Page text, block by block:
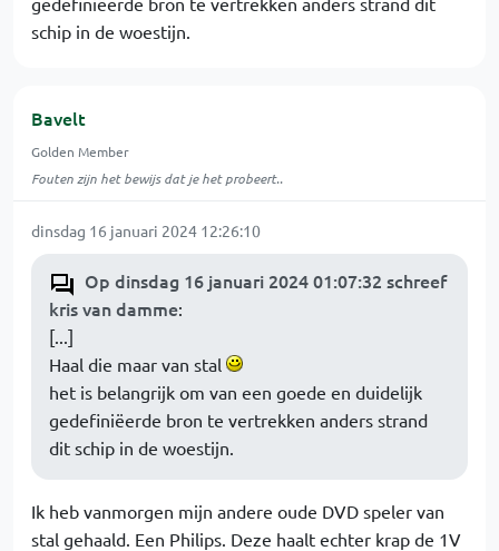
schip in de woestijn.
Bavelt
Golden Member
Fouten zijn het bewijs dat je het probeert..
dinsdag 16 januari 2024 12:26:10
Op dinsdag 16 januari 2024 01:07:32 schreef
kris van damme:
[...]
Haal die maar van stal
het is belangrijk om van een goede en duidelijk
gedefiniëerde bron te vertrekken anders strand
dit schip in de woestijn.
Ik heb vanmorgen mijn andere oude DVD speler van
stal gehaald. Een Philips. Deze haalt echter krap de 1V